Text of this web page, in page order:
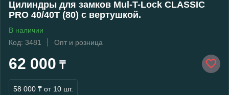
Цилиндры для замков Mul-T-Lock CLASSIC
PRO 40/40Т (80) с вертушкой.
В наличии
Код: 3481
Опт и розница
62 000 ₸
58 000 ₸ от 10 шт.